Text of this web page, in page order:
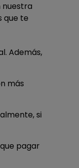
nuestra
que te
Además,
más
si
pagar